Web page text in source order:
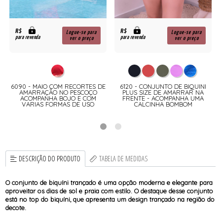
R$
para revenda
Logue-se para
ver o preço
6090 - MAIO COM RECORTES DE
AMARRAÇÃO NO PESCOÇO
ACOMPANHA BOJO E COM
VARIAS FORMAS DE USO
R$
para revenda
Logue-se para
ver o preço
6120 - CONJUNTO DE BIQUINI
PLUS SIZE DE AMARRAR NA
FRENTE - ACOMPANHA UMA
CALCINHA BOMBOM
DESCRIÇÃO DO PRODUTO TABELA DE MEDIDAS
O conjunto de biquíni trançado é uma opção moderna e elegante para
aproveitar os dias de sol e praia com estilo. O destaque desse conjunto
está no top do biquíni, que apresenta um design trançado na região do
decote.